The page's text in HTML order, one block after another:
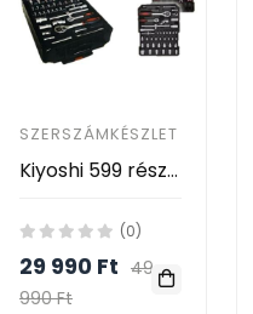
SZERSZÁMKÉSZLET
Kiyoshi 599 részes szerszámkészlet bőröndben
(0)
29 990 Ft 49
990 Ft